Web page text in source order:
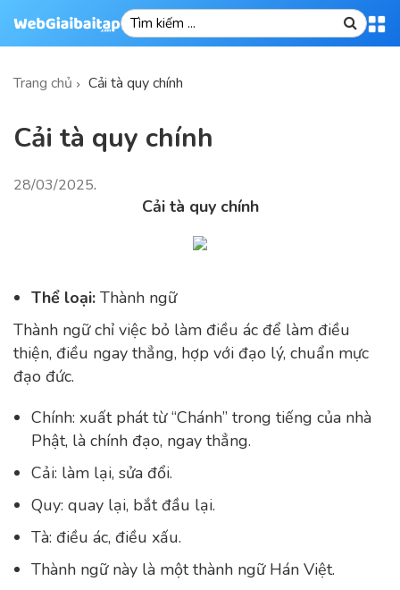
Trang chủ Cải tà quy chính
Cải tà quy chính
28/03/2025.
Cải tà quy chính
Thể loại: Thành ngữ
Thành ngữ chỉ việc bỏ làm điều ác để làm điều
thiện, điều ngay thẳng, hợp với đạo lý, chuẩn mực
đạo đức.
Chính: xuất phát từ “Chánh” trong tiếng của nhà
Phật, là chính đạo, ngay thẳng.
Cải: làm lại, sửa đổi.
Quy: quay lại, bắt đầu lại.
Tà: điều ác, điều xấu.
Thành ngữ này là một thành ngữ Hán Việt.